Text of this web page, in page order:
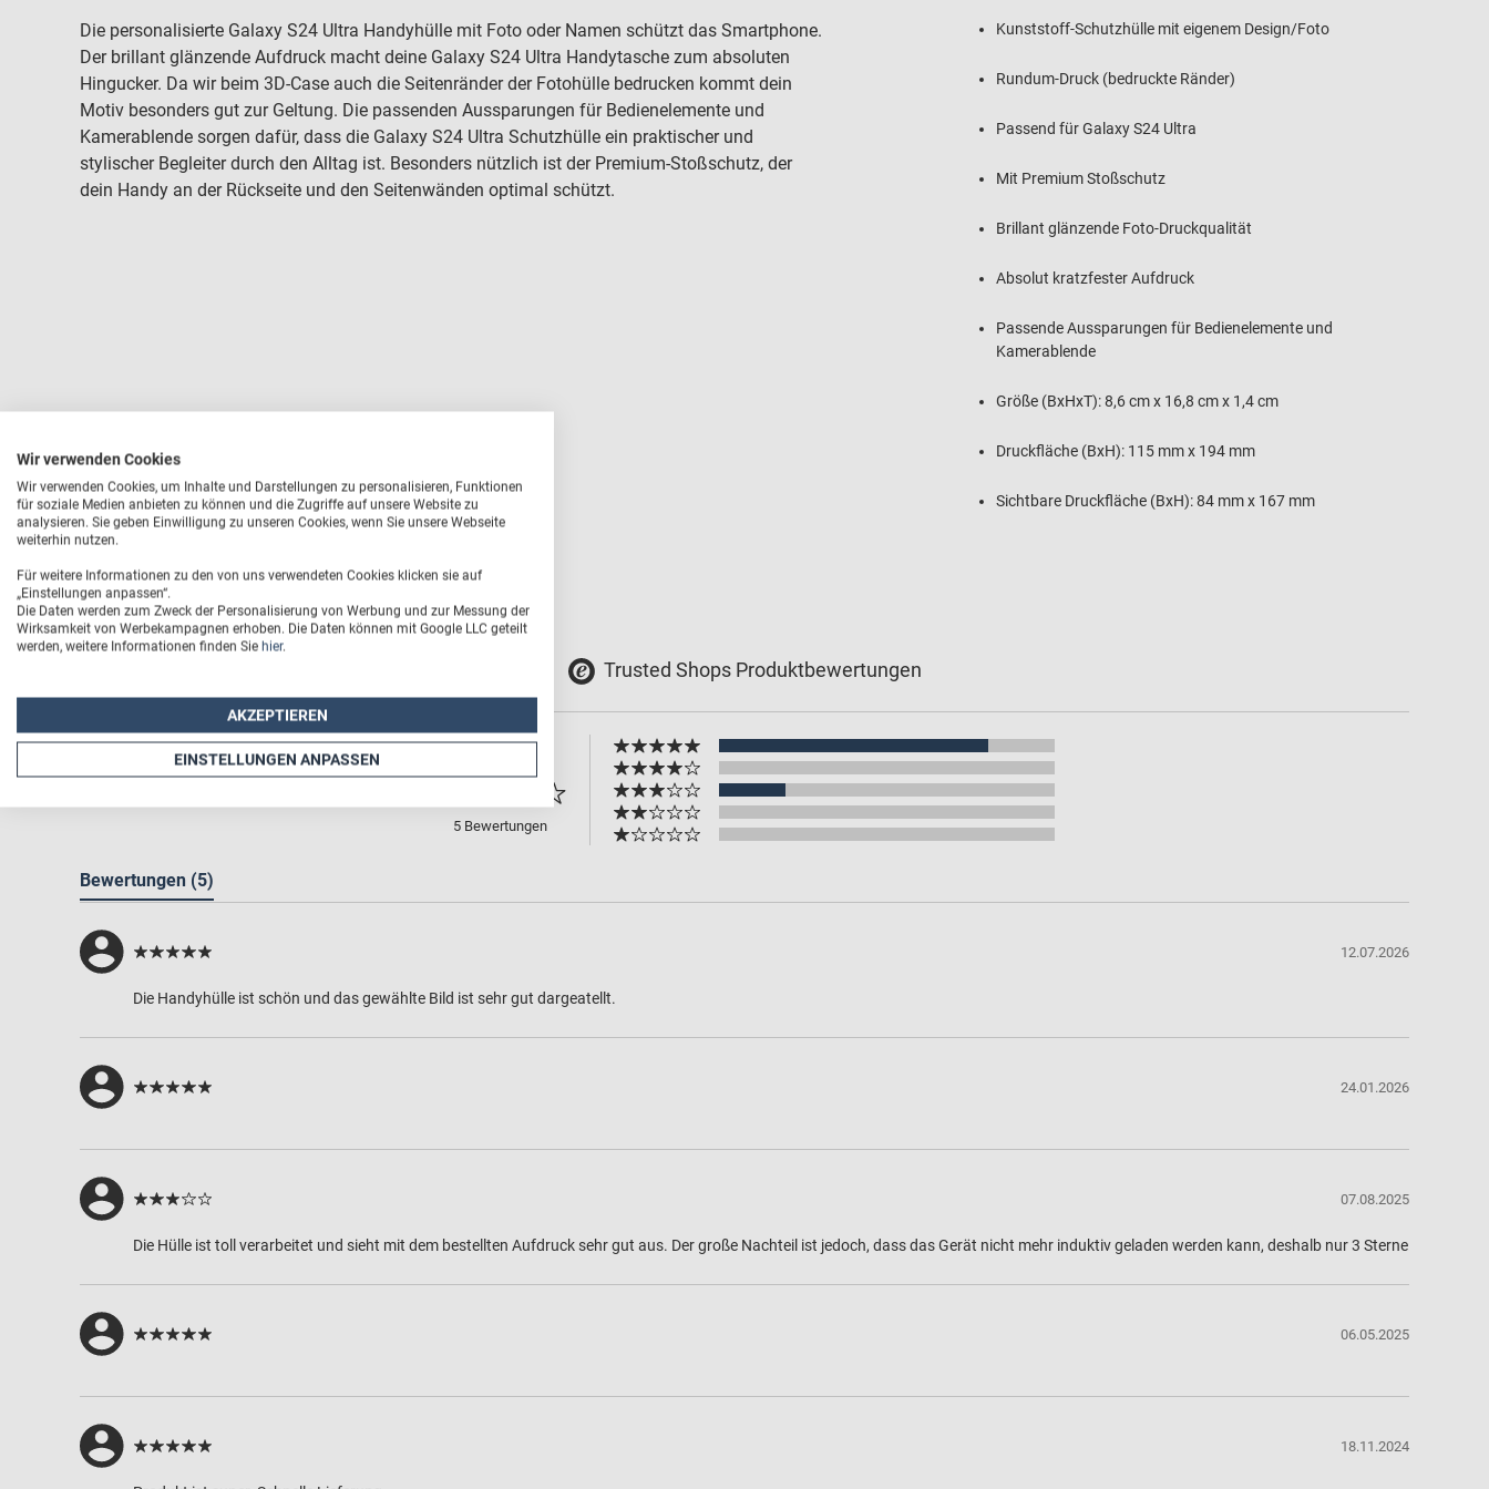
Die personalisierte Galaxy S24 Ultra Handyhülle mit Foto oder Namen schützt das Smartphone.
Der brillant glänzende Aufdruck macht deine Galaxy S24 Ultra Handytasche zum absoluten
Hingucker. Da wir beim 3D-Case auch die Seitenränder der Fotohülle bedrucken kommt dein
Motiv besonders gut zur Geltung. Die passenden Aussparungen für Bedienelemente und
Kamerablende sorgen dafür, dass die Galaxy S24 Ultra Schutzhülle ein praktischer und
stylischer Begleiter durch den Alltag ist. Besonders nützlich ist der Premium-Stoßschutz, der
dein Handy an der Rückseite und den Seitenwänden optimal schützt.
Kunststoff-Schutzhülle mit eigenem Design/Foto
Rundum-Druck (bedruckte Ränder)
Passend für Galaxy S24 Ultra
Mit Premium Stoßschutz
Brillant glänzende Foto-Druckqualität
Absolut kratzfester Aufdruck
Passende Aussparungen für Bedienelemente und
Kamerablende
Größe (BxHxT): 8,6 cm x 16,8 cm x 1,4 cm
Druckfläche (BxH): 115 mm x 194 mm
Sichtbare Druckfläche (BxH): 84 mm x 167 mm
Trusted Shops Produktbewertungen
5 Bewertungen
Bewertungen (5)
12.07.2026
Die Handyhülle ist schön und das gewählte Bild ist sehr gut dargeatellt.
24.01.2026
07.08.2025
Die Hülle ist toll verarbeitet und sieht mit dem bestellten Aufdruck sehr gut aus. Der große Nachteil ist jedoch, dass das Gerät nicht mehr induktiv geladen werden kann, deshalb nur 3 Sterne
06.05.2025
18.11.2024
Wir verwenden Cookies
Wir verwenden Cookies, um Inhalte und Darstellungen zu personalisieren, Funktionen
für soziale Medien anbieten zu können und die Zugriffe auf unsere Website zu
analysieren. Sie geben Einwilligung zu unseren Cookies, wenn Sie unsere Webseite
weiterhin nutzen.
Für weitere Informationen zu den von uns verwendeten Cookies klicken sie auf
„Einstellungen anpassen“.
Die Daten werden zum Zweck der Personalisierung von Werbung und zur Messung der
Wirksamkeit von Werbekampagnen erhoben. Die Daten können mit Google LLC geteilt
werden, weitere Informationen finden Sie hier.
AKZEPTIEREN
EINSTELLUNGEN ANPASSEN